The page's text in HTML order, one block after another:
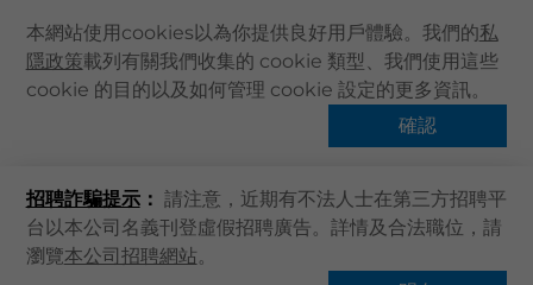
本網站使用cookies以為你提供良好用戶體驗。我們的私
隱政策載列有關我們收集的 cookie 類型、我們使用這些
cookie 的目的以及如何管理 cookie 設定的更多資訊。
確認
招聘詐騙提示： 請注意，近期有不法人士在第三方招聘平
台以本公司名義刊登虛假招聘廣告。詳情及合法職位，請
瀏覽本公司招聘網站。
主頁
卓健服務
卓健手機App
卓健致力提供方便易用的網站，讓所有用戶也可瀏覽我們